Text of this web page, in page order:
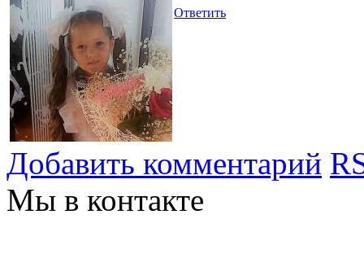
Ответить
Добавить комментарий
Мы в контакте